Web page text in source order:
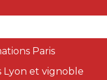
Paris
Lyon et vignoble